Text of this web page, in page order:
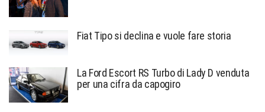
Fiat Tipo si declina e vuole fare storia
La Ford Escort RS Turbo di Lady D venduta
per una cifra da capogiro